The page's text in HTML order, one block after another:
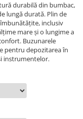
durabilă din bumbac,
lungă durată. Plin de
inclusiv
mare și o lungime a
Buzunarele
pentru depozitarea în
instrumentelor.